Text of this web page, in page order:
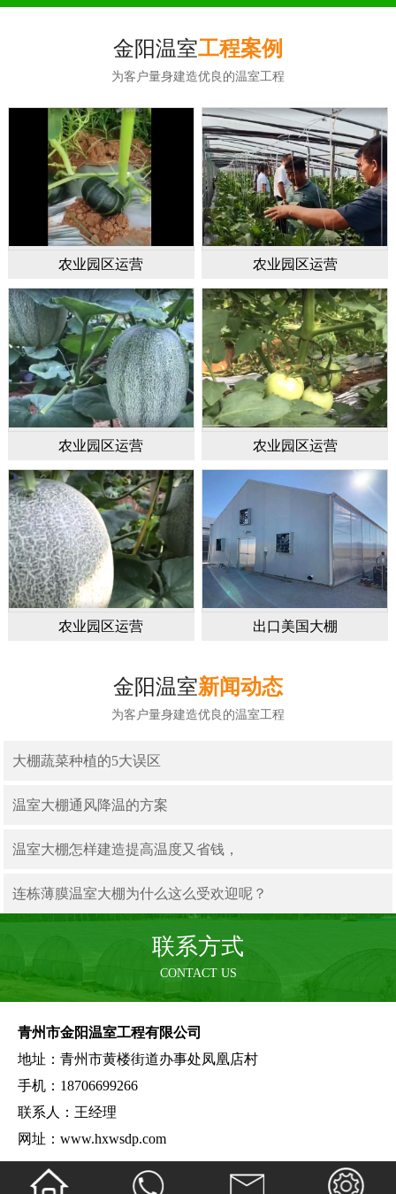
金阳温室工程案例
为客户量身建造优良的温室工程
农业园区运营 农业园区运营
农业园区运营 农业园区运营
农业园区运营 出口美国大棚
金阳温室新闻动态
为客户量身建造优良的温室工程
大棚蔬菜种植的5大误区
温室大棚通风降温的方案
温室大棚怎样建造提高温度又省钱，
连栋薄膜温室大棚为什么这么受欢迎呢？
联系方式
CONTACT US
青州市金阳温室工程有限公司
地址：青州市黄楼街道办事处凤凰店村
手机：18706699266
联系人：王经理
网址：www.hxwsdp.com